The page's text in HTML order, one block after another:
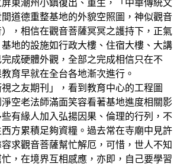
東潮州小鎮復出、重生，「中華傳統文
道德重整基地的外貌空照圖，神似觀音
，相信在觀音菩薩冥冥之護持下，正氣
地的設施如行政大樓、住宿大樓、大講
成硬體外觀，全部之完成相信只在不
育早就在全台各地漸次進行。
之友期刊」，看到教育中心的工程圖
空老法師滿面笑容看著基地進度相關影
有緣人加入弘揚因果、倫理的行列，不
方累積足夠資糧。過去常在寺廟中見許
求觀音菩薩幫忙解厄，可惜，世人不知
，在境界互相感應，亦即，自己要學習